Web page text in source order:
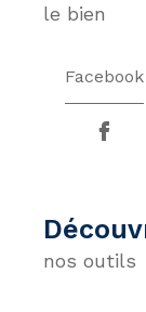
le bien
Facebook
nos outils